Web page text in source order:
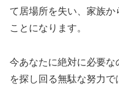
て居場所を失い、家族か
ことになります。
今あなたに絶対に必要
を探し回る無駄な努力で